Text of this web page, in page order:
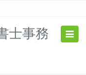
士事務